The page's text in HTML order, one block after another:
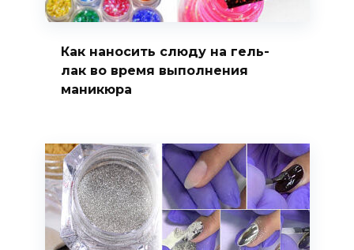
Как наносить слюду на гель-
лак во время выполнения
маникюра